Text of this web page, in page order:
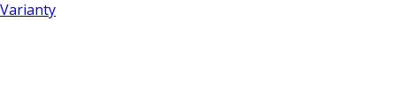
Varianty